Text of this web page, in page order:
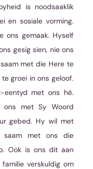
is noodsaaklik
en sosiale vorming.
ons gemaak. Hyself
gesig sien, nie ons
met die Here te
groei in ons geloof.
met ons hê.
ons met Sy Woord
gebed. Hy wil met
met ons die
Ook is ons dit aan
verskuldig om